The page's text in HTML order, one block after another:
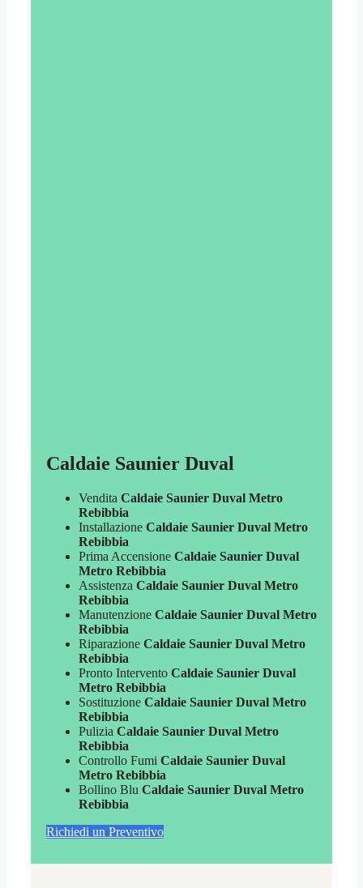
Caldaie Saunier Duval
Vendita Caldaie Saunier Duval Metro
Rebibbia
Installazione Caldaie Saunier Duval Metro
Rebibbia
Prima Accensione Caldaie Saunier Duval
Metro Rebibbia
Assistenza Caldaie Saunier Duval Metro
Rebibbia
Manutenzione Caldaie Saunier Duval Metro
Rebibbia
Riparazione Caldaie Saunier Duval Metro
Rebibbia
Pronto Intervento Caldaie Saunier Duval
Metro Rebibbia
Sostituzione Caldaie Saunier Duval Metro
Rebibbia
Pulizia Caldaie Saunier Duval Metro
Rebibbia
Controllo Fumi Caldaie Saunier Duval
Metro Rebibbia
Bollino Blu Caldaie Saunier Duval Metro
Rebibbia
Richiedi un Preventivo